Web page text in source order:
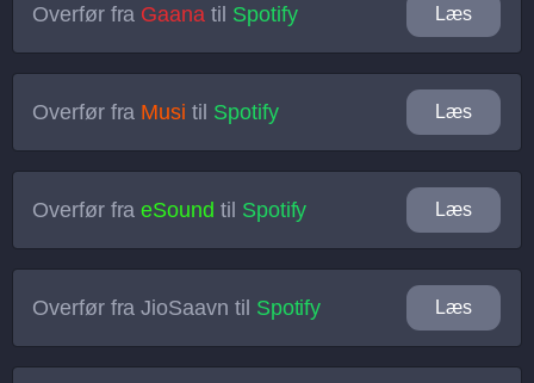
Overfør fra Gaana til Spotify Læs
Overfør fra Musi til Spotify Læs
Overfør fraeSound til Spotify Læs
Overfør fraJioSaavn til Spotify Læs